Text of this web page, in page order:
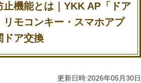
機能とは｜YKK AP「ドア
リモコンキー・スマホアプ
ドア交換
更新日時:2026年05月30日